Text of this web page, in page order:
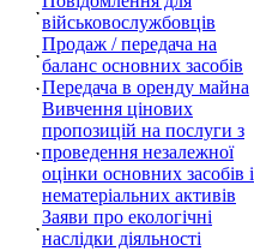
військовослужбовців
Продаж / передача на
баланс основних засобів
Передача в оренду майна
Вивчення цінових
пропозицій на послуги з
проведення незалежної
оцінки основних засобів і
нематеріальних активів
Заяви про екологічні
наслідки діяльності